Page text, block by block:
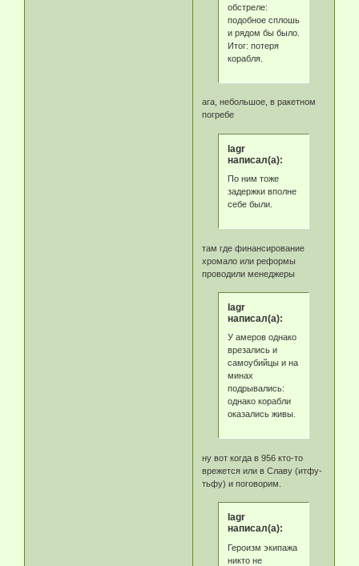
обстреле:
подобное сплошь
и рядом бы было.
Итог: потеря
корабля.
ага, небольшое, в ракетном
погребе
lagr
написал(а):
По ним тоже
задержки вполне
себе были.
там где финансирование
хромало или реформы
проводили менеджеры
lagr
написал(а):
У амеров однако
врезались и
самоубийцы и на
минах
подрывались:
однако корабли
оказались живы.
ну вот когда в 956 кто-то
врежется или в Славу (итфу-
тьфу) и поговорим.
lagr
написал(а):
Героизм экипажа
никто не